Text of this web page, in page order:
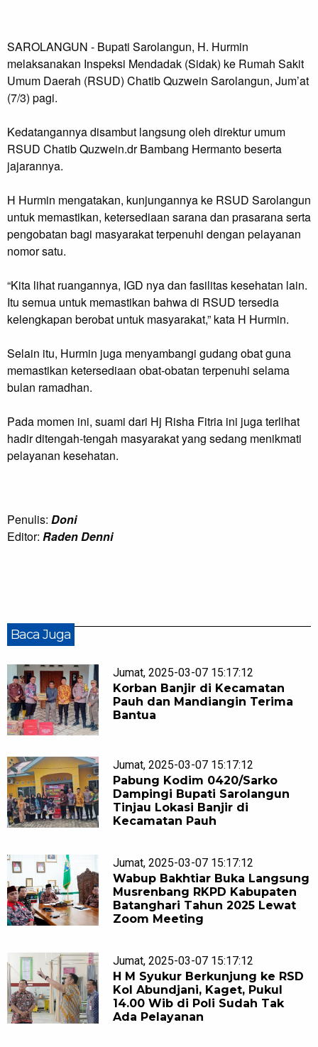
SAROLANGUN - Bupati Sarolangun, H. Hurmin
melaksanakan Inspeksi Mendadak (Sidak) ke Rumah Sakit
Umum Daerah (RSUD) Chatib Quzwein Sarolangun, Jum’at
(7/3) pagi.
Kedatangannya disambut langsung oleh direktur umum
RSUD Chatib Quzwein.dr Bambang Hermanto beserta
jajarannya.
H Hurmin mengatakan, kunjungannya ke RSUD Sarolangun
untuk memastikan, ketersediaan sarana dan prasarana serta
pengobatan bagi masyarakat terpenuhi dengan pelayanan
nomor satu.
“Kita lihat ruangannya, IGD nya dan fasilitas kesehatan lain.
Itu semua untuk memastikan bahwa di RSUD tersedia
kelengkapan berobat untuk masyarakat,” kata H Hurmin.
Selain itu, Hurmin juga menyambangi gudang obat guna
memastikan ketersediaan obat-obatan terpenuhi selama
bulan ramadhan.
Pada momen ini, suami dari Hj Risha Fitria ini juga terlihat
hadir ditengah-tengah masyarakat yang sedang menikmati
pelayanan kesehatan.
Penulis: Doni
Editor: Raden Denni
Baca Juga
Jumat, 2025-03-07 15:17:12
Korban Banjir di Kecamatan
Pauh dan Mandiangin Terima
Bantua
Jumat, 2025-03-07 15:17:12
Pabung Kodim 0420/Sarko
Dampingi Bupati Sarolangun
Tinjau Lokasi Banjir di
Kecamatan Pauh
Jumat, 2025-03-07 15:17:12
Wabup Bakhtiar Buka Langsung
Musrenbang RKPD Kabupaten
Batanghari Tahun 2025 Lewat
Zoom Meeting
Jumat, 2025-03-07 15:17:12
H M Syukur Berkunjung ke RSD
Kol Abundjani, Kaget, Pukul
14.00 Wib di Poli Sudah Tak
Ada Pelayanan